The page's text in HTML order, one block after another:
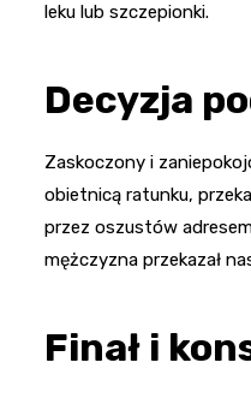
leku lub szczepionki.
Decyzja
Zaskoczony i
obietnicą ratunku,
przez oszustów
mężczyzna przekazał
Finał i